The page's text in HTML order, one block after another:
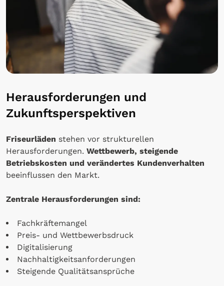
Herausforderungen und
Zukunftsperspektiven
Friseurläden stehen vor strukturellen
Herausforderungen. Wettbewerb, steigende
Betriebskosten und verändertes Kundenverhalten
beeinflussen den Markt.
Zentrale Herausforderungen sind:
Fachkräftemangel
Preis- und Wettbewerbsdruck
Digitalisierung
Nachhaltigkeitsanforderungen
Steigende Qualitätsansprüche